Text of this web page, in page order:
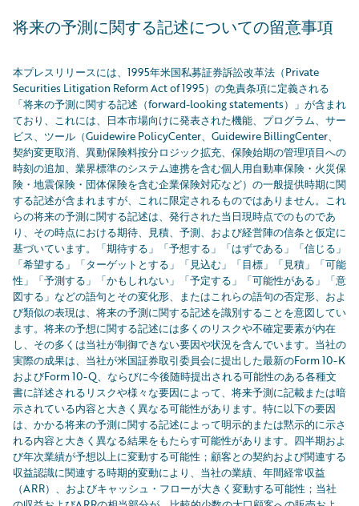
将来の予測に関する記述についての留意事項
本プレスリリースには、1995年米国私募証券訴訟改革法（Private
Securities Litigation Reform Act of 1995）の免責条項に定義される
「将来の予測に関する記述（forward-looking statements）」が含まれ
ており、これには、日本市場向けに発表された機能、プログラム、サー
ビス、ツール（Guidewire PolicyCenter、Guidewire BillingCenter、
契約変更取消、異動保険料按分ロジック拡充、保険始期の管理項目への
時刻の追加、業界標準のシステム連携を含む個人用自動車保険・火災保
険・地震保険・団体保険を含む企業保険対応など）の一般提供時期に関
する記述が含まれますが、これに限定されるものではありません。これ
らの将来の予測に関する記述は、発行された当日現時点でのものであ
り、その時点における期待、見積、予測、および経営陣の信条と仮定に
基づいています。「期待する」「予想する」「はずである」「信じる」
「希望する」「ターゲットとする」「見込む」「目標」「見積」「可能
性」「予測する」「かもしれない」「予定する」「可能性がある」「意
図する」などの語句とその変化形、またはこれらの語句の否定形、およ
び類似の表現は、将来の予測に関する記述を識別することを意図してい
ます。将来の予想に関する記述には多くのリスクや不確定要素が内在
し、その多くは当社が制御できない要因や状況を含んでいます。当社の
実際の成果は、当社が米国証券取引委員会に提出した最新のForm 10-K
およびForm 10-Q、ならびに今後随時提出される可能性のある各種文
書に詳述されるリスクや様々な要因によって、将来予測に記載または暗
示されている内容と大きく異なる可能性があります。特に以下の要因
は、かかる将来の予測に関する記述によって明示的または黙示的に示さ
れる内容と大きく異なる結果をもたらす可能性があります。四半期およ
び年次業績が予想以上に変動する可能性；顧客との契約および関連する
収益認識に関連する時期的変動により、当社の業績、年間経常収益
（ARR）、およびキャッシュ・フローが大きく変動する可能性；当社